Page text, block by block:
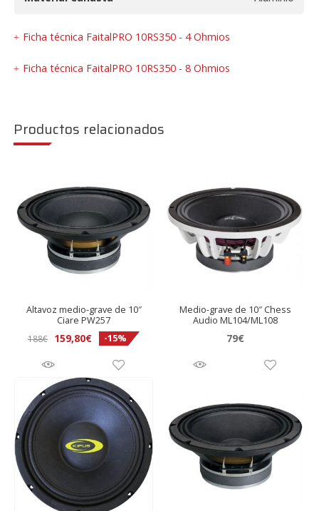
Ficha técnica FaitalPRO 10RS350 - 4 Ohmios
Ficha técnica FaitalPRO 10RS350 - 8 Ohmios
Productos relacionados
Altavoz medio-grave de 10″
Ciare PW257
188€
El
original
era:
188€.
159,80€El
actual
es:
159,80€.
-15%
Medio-grave de 10″ Chess
Audio ML104/ML108
79€